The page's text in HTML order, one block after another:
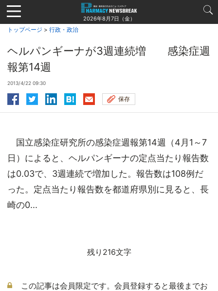
Jump
to
navigation
2026年8月7日（金）
トップページ > 行政・政治
ヘルパンギーナが3週連続増 感染症週
報第14週
2013/4/22 09:30
保存
国立感染症研究所の感染症週報第14週（4月1～7
日）によると、ヘルパンギーナの定点当たり報告数
は0.03で、3週連続で増加した。報告数は108例だ
った。定点当たり報告数を都道府県別に見ると、長
崎の0...
残り216文字
この記事は会員限定です。会員登録すると最後までお